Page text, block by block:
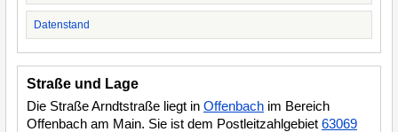
Datenstand
Straße und Lage
Die Straße Arndtstraße liegt in Offenbach im Bereich
Offenbach am Main. Sie ist dem Postleitzahlgebiet 63069